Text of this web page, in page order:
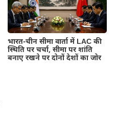
भारत-चीन सीमा वार्ता में LAC की
स्थिति पर चर्चा, सीमा पर शांति
बनाए रखने पर दोनों देशों का जोर